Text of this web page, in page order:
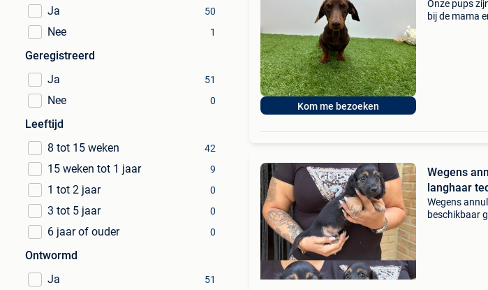
Ja
50
Nee 1
Geregistreerd
Ja
51
Nee 0
Leeftijd
8 tot 15 weken
42
15 weken tot 1 jaar 9
1 tot 2 jaar 0
3 tot 5 jaar 0
6 jaar of ouder 0
Ontwormd
Ja
51
Kom me bezoeken
Onze pups
bij de mama
Wegens
langhaar
Wegens
beschikbaar